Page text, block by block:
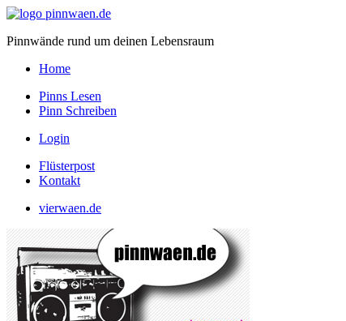
Pinnwände rund um deinen Lebensraum
Home
Pinns Lesen
Pinn Schreiben
Login
Flüsterpost
Kontakt
vierwaen.de